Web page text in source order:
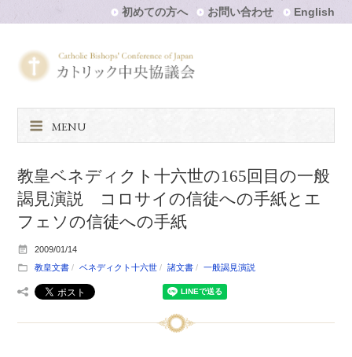
初めての方へ お問い合わせ English
MENU
教皇ベネディクト十六世の165回目の一般
謁見演説 コロサイの信徒への手紙とエ
フェソの信徒への手紙
2009/01/14
教皇文書
ベネディクト十六世 諸文書 一般謁見演説